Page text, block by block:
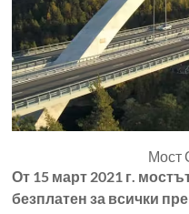
Мост
От 15 март 2021 г.
безплатен за всички